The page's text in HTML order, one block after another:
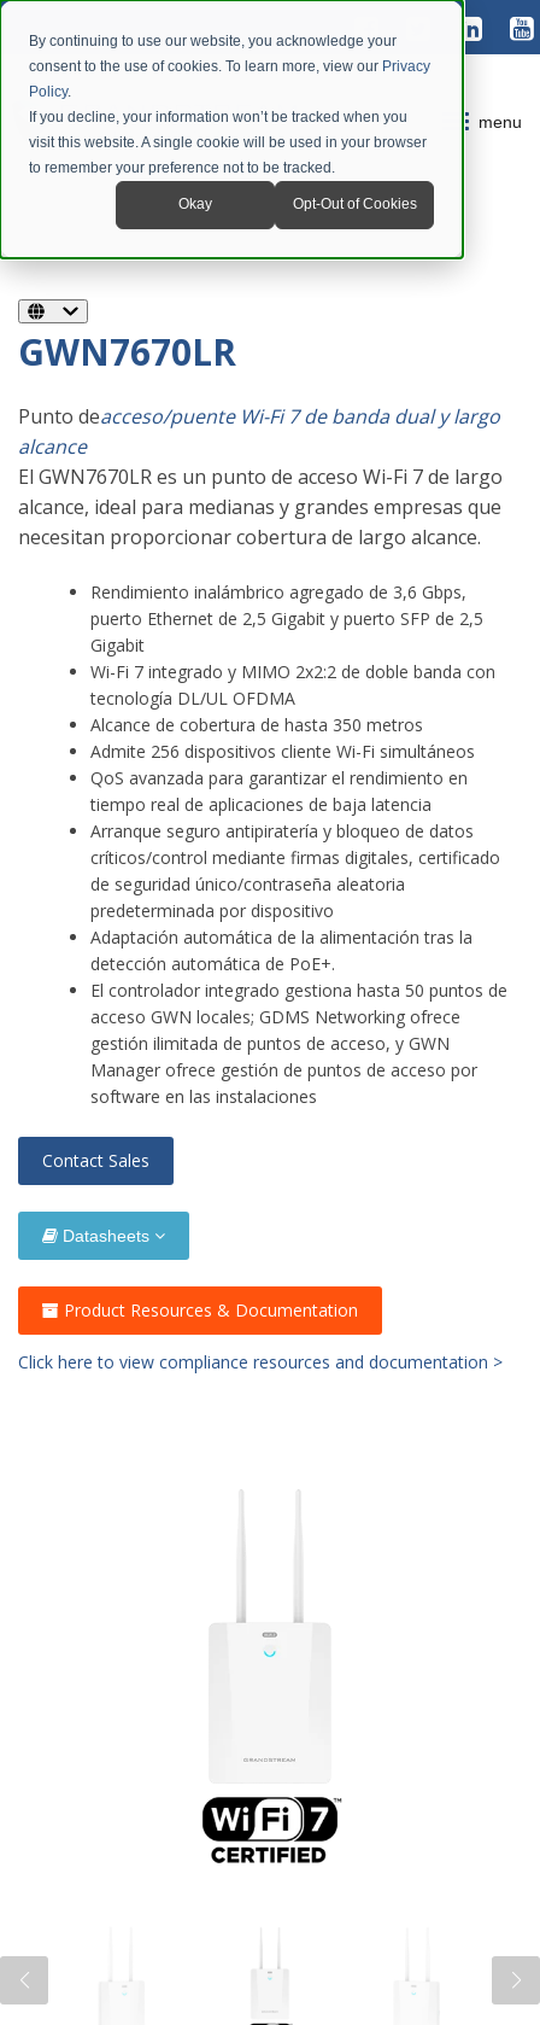
By continuing to use our website, you acknowledge your
consent to the use of cookies. To learn more, view our Privacy
Policy.
If you decline, your information won’t be tracked when you
visit this website. A single cookie will be used in your browser
to remember your preference not to be tracked.
Okay Opt-Out of Cookies
menu
GWN7670LR
Punto deacceso/puente Wi-Fi 7 de banda dual y largo
alcance
El GWN7670LR es un punto de acceso Wi-Fi 7 de largo
alcance, ideal para medianas y grandes empresas que
necesitan proporcionar cobertura de largo alcance.
Rendimiento inalámbrico agregado de 3,6 Gbps,
puerto Ethernet de 2,5 Gigabit y puerto SFP de 2,5
Gigabit
Wi-Fi 7 integrado y MIMO 2x2:2 de doble banda con
tecnología DL/UL OFDMA
Alcance de cobertura de hasta 350 metros
Admite 256 dispositivos cliente Wi-Fi simultáneos
QoS avanzada para garantizar el rendimiento en
tiempo real de aplicaciones de baja latencia
Arranque seguro antipiratería y bloqueo de datos
críticos/control mediante firmas digitales, certificado
de seguridad único/contraseña aleatoria
predeterminada por dispositivo
Adaptación automática de la alimentación tras la
detección automática de PoE+.
El controlador integrado gestiona hasta 50 puntos de
acceso GWN locales; GDMS Networking ofrece
gestión ilimitada de puntos de acceso, y GWN
Manager ofrece gestión de puntos de acceso por
software en las instalaciones
Contact Sales
Datasheets
Product Resources & Documentation
Click here to view compliance resources and documentation >